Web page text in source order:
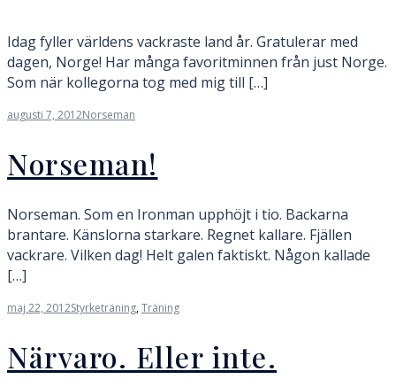
Idag fyller världens vackraste land år. Gratulerar med
dagen, Norge! Har många favoritminnen från just Norge.
Som när kollegorna tog med mig till […]
augusti 7, 2012Norseman
Norseman!
Norseman. Som en Ironman upphöjt i tio. Backarna
brantare. Känslorna starkare. Regnet kallare. Fjällen
vackrare. Vilken dag! Helt galen faktiskt. Någon kallade
[…]
maj 22, 2012Styrketräning,Träning
Närvaro. Eller inte.